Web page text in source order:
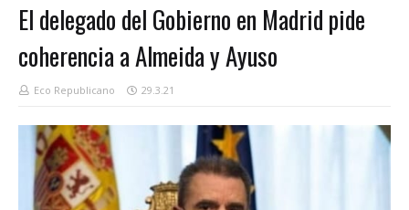
El delegado del Gobierno en Madrid pide
coherencia a Almeida y Ayuso
Eco Republicano 29.3.21